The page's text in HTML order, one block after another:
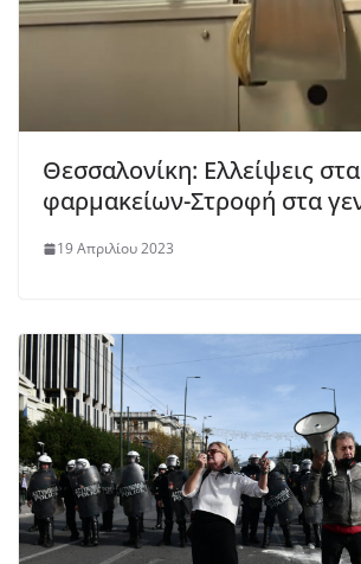
Θεσσαλονίκη: Ελλείψεις
φαρμακείων-Στροφή στα
19 Απριλίου 2023